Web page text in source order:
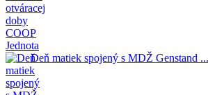
Deň matiek spojený s MDŽ Genstand ...